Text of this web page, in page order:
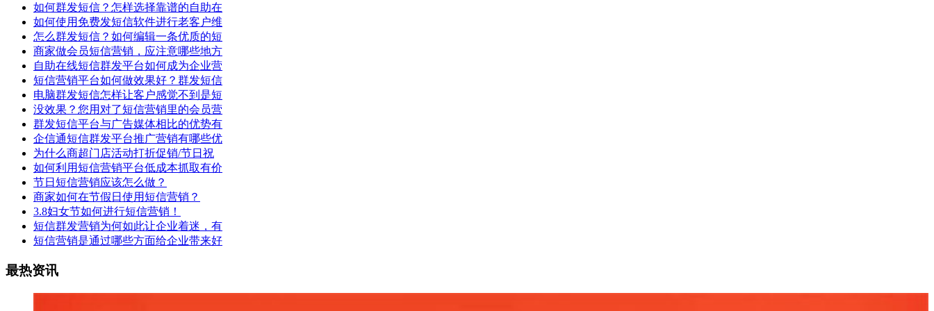
如何群发短信？怎样选择靠谱的自助在
如何使用免费发短信软件进行老客户维
怎么群发短信？如何编辑一条优质的短
商家做会员短信营销，应注意哪些地方
自助在线短信群发平台如何成为企业营
短信营销平台如何做效果好？群发短信
电脑群发短信怎样让客户感觉不到是短
没效果？您用对了短信营销里的会员营
群发短信平台与广告媒体相比的优势有
企信通短信群发平台推广营销有哪些优
为什么商超门店活动打折促销/节日祝
如何利用短信营销平台低成本抓取有价
节日短信营销应该怎么做？
商家如何在节假日使用短信营销？
3.8妇女节如何进行短信营销！
短信群发营销为何如此让企业着迷，有
短信营销是通过哪些方面给企业带来好
最热资讯